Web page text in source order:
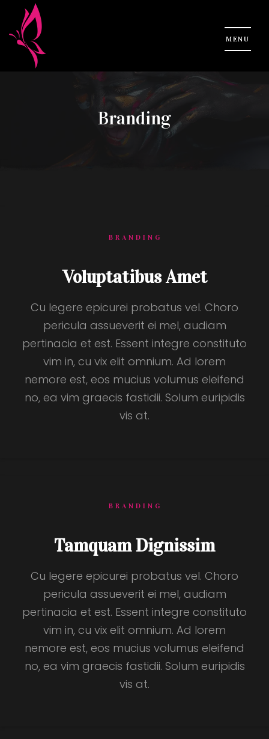
Branding
BRANDING
Voluptatibus Amet
Cu legere epicurei probatus vel. Choro
pericula assueverit ei mel, audiam
pertinacia et est. Essent integre constituto
vim in, cu vix elit omnium. Ad lorem
nemore est, eos mucius volumus eleifend
no, ea vim graecis fastidii. Solum euripidis
vis at.
BRANDING
Tamquam Dignissim
Cu legere epicurei probatus vel. Choro
pericula assueverit ei mel, audiam
pertinacia et est. Essent integre constituto
vim in, cu vix elit omnium. Ad lorem
nemore est, eos mucius volumus eleifend
no, ea vim graecis fastidii. Solum euripidis
vis at.